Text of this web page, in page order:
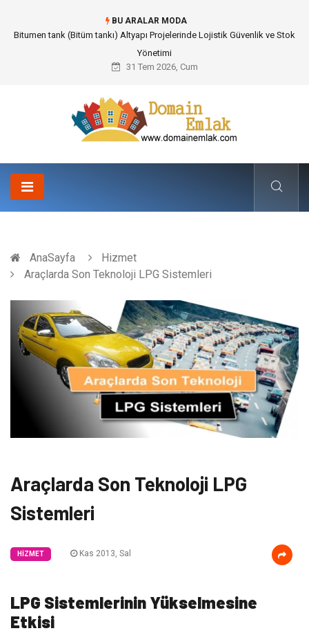
BU ARALAR MODA
Güvenilir Chip Satışı: Kesintisiz Poker Deneyimi İçin Profesyonel Destek
31 Tem 2026, Cum
AnaSayfa
Hizmet
Araçlarda Son Teknoloji LPG Sistemleri
Araçlarda Son Teknoloji LPG
Sistemleri
HIZMET Kas 2013, Sal
LPG Sistemlerinin Yükselmesine
Etkisi